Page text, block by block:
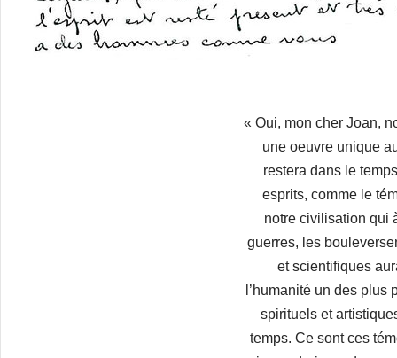
« Oui, mon cher Joan,
une oeuvre unique
restera dans le
esprits, comme le
notre civilisation qui
guerres, les
et scientifiques
l’humanité un des plus
spirituels et
temps. Ce sont ces